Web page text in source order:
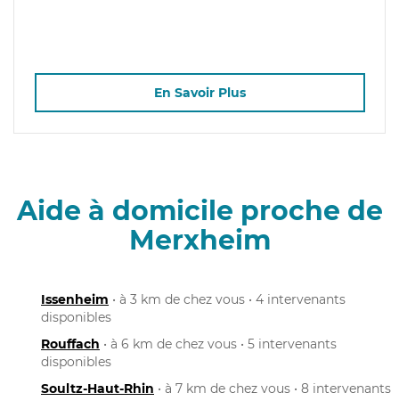
En Savoir Plus
Aide à domicile proche de
Merxheim
Issenheim • à 3 km de chez vous • 4 intervenants
disponibles
Rouffach • à 6 km de chez vous • 5 intervenants
disponibles
Soultz-Haut-Rhin • à 7 km de chez vous • 8 intervenants